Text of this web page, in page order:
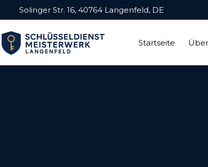
Solinger Str. 16, 40764 Langenfeld, DE
Startseite